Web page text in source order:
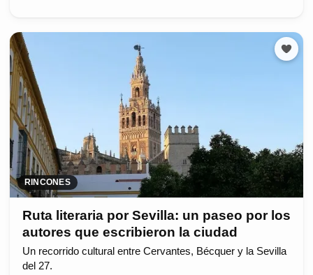
RINCONES
Ruta literaria por Sevilla: un paseo por los
autores que escribieron la ciudad
Un recorrido cultural entre Cervantes, Bécquer y la Sevilla
del 27.